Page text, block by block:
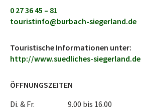
0 27 36 45 – 81
touristinfo@burbach-siegerland.de
Touristische Informationen unter:
http://www.suedliches-siegerland.de
ÖFFNUNGSZEITEN
Di. & Fr. 9.00 bis 16.00